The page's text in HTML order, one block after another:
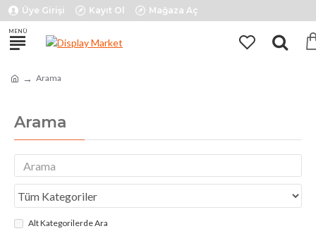
Üye Girişi Kayıt Ol Mağaza Aç
Arama
Arama
Alt Kategorilerde Ara